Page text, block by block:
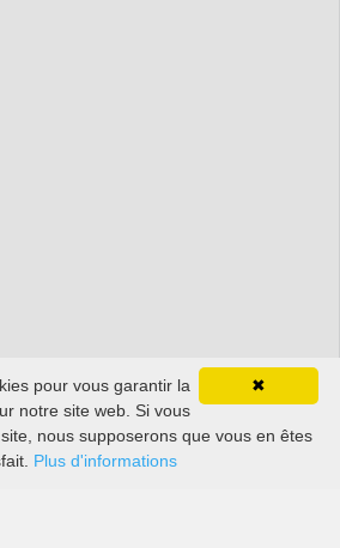
✖
pour vous garantir la
notre site web. Si vous
nous supposerons que vous en êtes
Plus d'informations